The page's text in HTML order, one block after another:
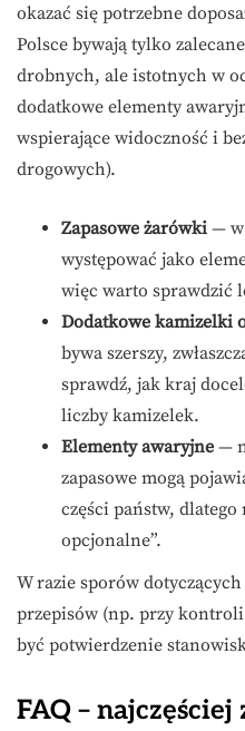
okazać się potrzebne
Polsce bywają tylko
drobnych, ale istotnych w
dodatkowe elementy
wspierające widoczność i
drogowych).
Zapasowe żarówki — w
występować jako
więc warto sprawdzić
Dodatkowe kamizelki
bywa szerszy,
sprawdź, jak kraj
liczby kamizelek.
Elementy awaryjne —
zapasowe mogą
części państw,
opcjonalne”.
W razie sporów
przepisów (np. przy
być potwierdzenie
FAQ –